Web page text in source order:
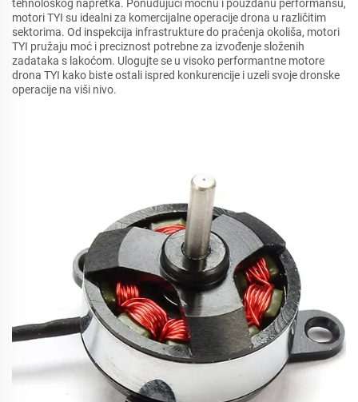
tehnološkog napretka. Ponuđujući moćnu i pouzdanu performansu,
motori TYI su idealni za komercijalne operacije drona u različitim
sektorima. Od inspekcija infrastrukture do praćenja okoliša, motori
TYI pružaju moć i preciznost potrebne za izvođenje složenih
zadataka s lakoćom. Ulogujte se u visoko performantne motore
drona TYI kako biste ostali ispred konkurencije i uzeli svoje dronske
operacije na viši nivo.